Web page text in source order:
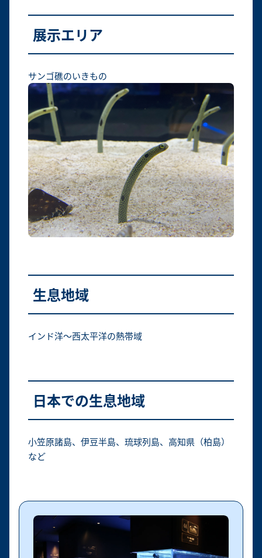
展示エリア
サンゴ礁のいきもの
生息地域
インド洋～西太平洋の熱帯域
日本での生息地域
小笠原諸島、伊豆半島、琉球列島、高知県（柏島）
など